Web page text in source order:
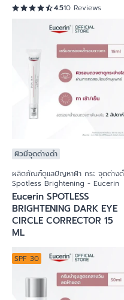
4.510 Reviews
ผิวมีจุดด่างดำ
ผลิตภัณฑ์ดูแลปัญหาฝ้า กระ จุดด่าง
Spotless Brightening - Eucerin
Eucerin SPOTLESS
BRIGHTENING DARK EYE
CIRCLE CORRECTOR 15
ML
SPF 30